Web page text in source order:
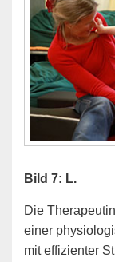
Bild 7: L.
Die
einer
mit effizienter